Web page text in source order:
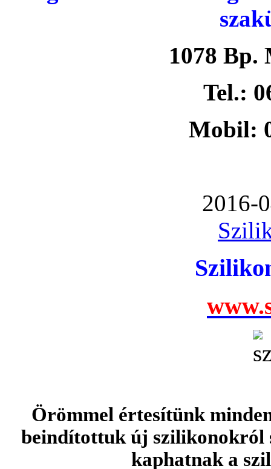
1078 Bp.
Tel.:
Mobil:
2016-
Örömmel értesítünk
beindítottuk új szilikonokról
kaphatnak a